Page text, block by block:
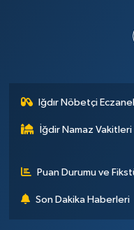
Iğdır Nöbetçi
İğdir Namaz Vakitleri
Puan Durumu ve
Son Dakika Haberleri